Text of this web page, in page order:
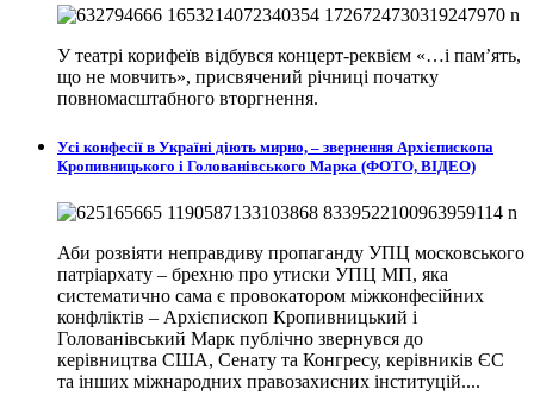
У театрі корифеїв відбувся концерт-реквієм «…і пам’ять,
що не мовчить», присвячений річниці початку
повномасштабного вторгнення.
Усі конфесії в Україні діють мирно, – звернення Архієпископа
Кропивницького і Голованівського Марка (ФОТО, ВІДЕО)
Аби розвіяти неправдиву пропаганду УПЦ московського
патріархату – брехню про утиски УПЦ МП, яка
систематично сама є провокатором міжконфесійних
конфліктів – Архієпископ Кропивницький і
Голованівський Марк публічно звернувся до
керівництва США, Сенату та Конгресу, керівників ЄС
та інших міжнародних правозахисних інституцій....